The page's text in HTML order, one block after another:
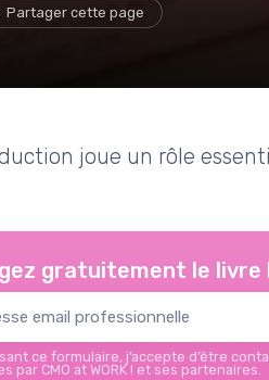
Partager cette page
joue un rôle
gratuitement le livre
ce formulaire, j’accepte d’être
par CMO at WORK ! et ses partenaires.